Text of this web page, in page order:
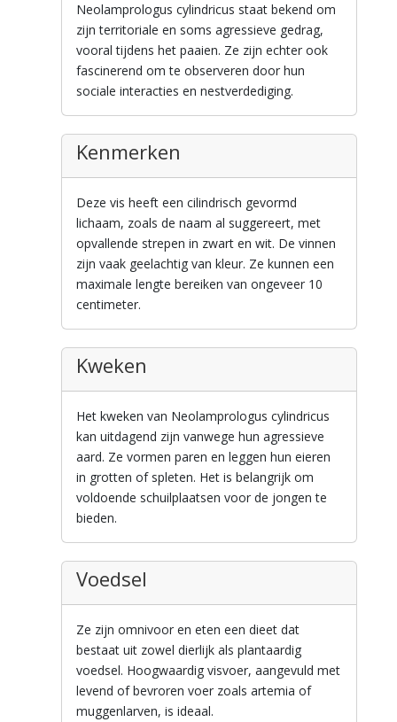
Neolamprologus cylindricus staat bekend om
zijn territoriale en soms agressieve gedrag,
vooral tijdens het paaien. Ze zijn echter ook
fascinerend om te observeren door hun
sociale interacties en nestverdediging.
Kenmerken
Deze vis heeft een cilindrisch gevormd
lichaam, zoals de naam al suggereert, met
opvallende strepen in zwart en wit. De vinnen
zijn vaak geelachtig van kleur. Ze kunnen een
maximale lengte bereiken van ongeveer 10
centimeter.
Kweken
Het kweken van Neolamprologus cylindricus
kan uitdagend zijn vanwege hun agressieve
aard. Ze vormen paren en leggen hun eieren
in grotten of spleten. Het is belangrijk om
voldoende schuilplaatsen voor de jongen te
bieden.
Voedsel
Ze zijn omnivoor en eten een dieet dat
bestaat uit zowel dierlijk als plantaardig
voedsel. Hoogwaardig visvoer, aangevuld met
levend of bevroren voer zoals artemia of
muggenlarven, is ideaal.